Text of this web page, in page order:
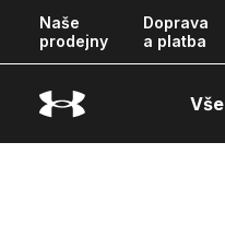
Naše
prodejny
Doprava
a platba
Vše